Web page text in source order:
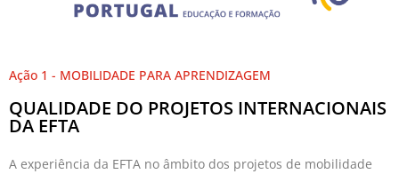
Ação 1 - MOBILIDADE PARA APRENDIZAGEM
QUALIDADE DO PROJETOS INTERNACIONAIS
DA EFTA
A experiência da EFTA no âmbito dos projetos de mobilidade